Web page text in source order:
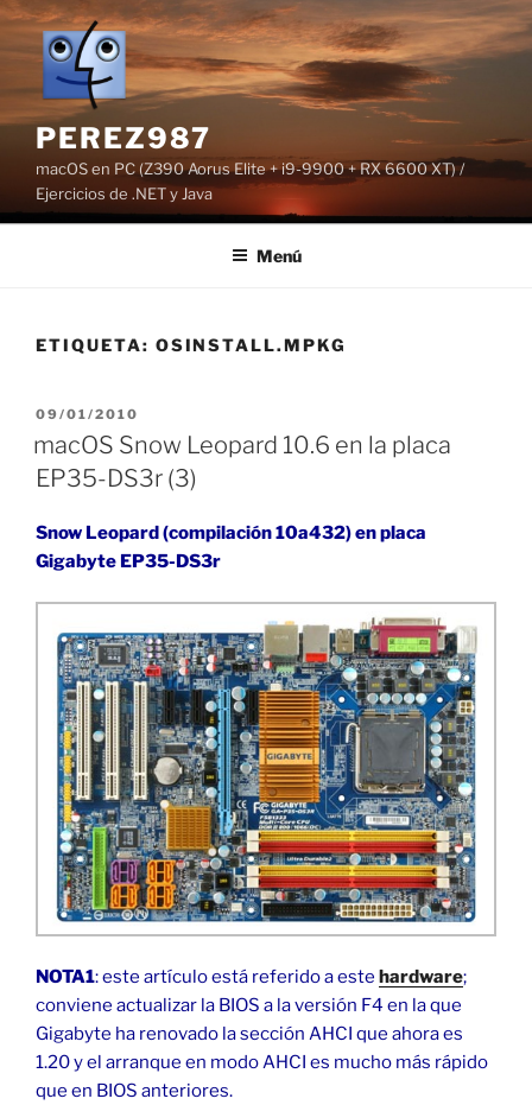
Saltar
contenido
PEREZ987
macOS en PC (Z390 Aorus Elite + i9-9900 + RX 6600 XT) /
Ejercicios de .NET y Java
Menú
ETIQUETA: OSINSTALL.MPKG
PUBLICADO
09/01/2010
macOS Snow Leopard 10.6 en la placa
EP35-DS3r (3)
Snow Leopard (compilación 10a432) en placa
Gigabyte EP35-DS3r
NOTA1: este artículo está referido a este hardware;
conviene actualizar la BIOS a la versión F4 en la que
Gigabyte ha renovado la sección AHCI que ahora es
1.20 y el arranque en modo AHCI es mucho más rápido
que en BIOS anteriores.